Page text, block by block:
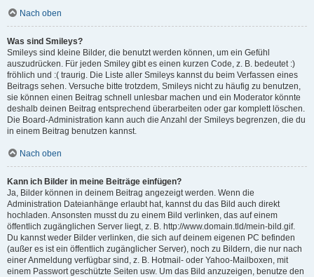
Nach oben
Was sind Smileys?
Smileys sind kleine Bilder, die benutzt werden können, um ein Gefühl
auszudrücken. Für jeden Smiley gibt es einen kurzen Code, z. B. bedeutet :)
fröhlich und :( traurig. Die Liste aller Smileys kannst du beim Verfassen eines
Beitrags sehen. Versuche bitte trotzdem, Smileys nicht zu häufig zu benutzen,
sie können einen Beitrag schnell unlesbar machen und ein Moderator könnte
deshalb deinen Beitrag entsprechend überarbeiten oder gar komplett löschen.
Die Board-Administration kann auch die Anzahl der Smileys begrenzen, die du
in einem Beitrag benutzen kannst.
Nach oben
Kann ich Bilder in meine Beiträge einfügen?
Ja, Bilder können in deinem Beitrag angezeigt werden. Wenn die
Administration Dateianhänge erlaubt hat, kannst du das Bild auch direkt
hochladen. Ansonsten musst du zu einem Bild verlinken, das auf einem
öffentlich zugänglichen Server liegt, z. B. http://www.domain.tld/mein-bild.gif.
Du kannst weder Bilder verlinken, die sich auf deinem eigenen PC befinden
(außer es ist ein öffentlich zugänglicher Server), noch zu Bildern, die nur nach
einer Anmeldung verfügbar sind, z. B. Hotmail- oder Yahoo-Mailboxen, mit
einem Passwort geschützte Seiten usw. Um das Bild anzuzeigen, benutze den